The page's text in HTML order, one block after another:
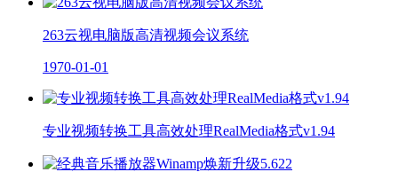
263云视电脑版高清视频会议系统
1970-01-01
专业视频转换工具高效处理RealMedia格式v1.94